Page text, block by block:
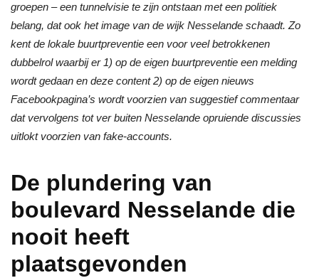
groepen – een tunnelvisie te zijn ontstaan met een politiek
belang, dat ook het image van de wijk Nesselande schaadt. Zo
kent de lokale buurtpreventie een voor veel betrokkenen
dubbelrol waarbij er 1) op de eigen buurtpreventie een melding
wordt gedaan en deze content 2) op de eigen nieuws
Facebookpagina’s wordt voorzien van suggestief commentaar
dat vervolgens tot ver buiten Nesselande opruiende discussies
uitlokt voorzien van fake-accounts.
De plundering van
boulevard Nesselande die
nooit heeft
plaatsgevonden